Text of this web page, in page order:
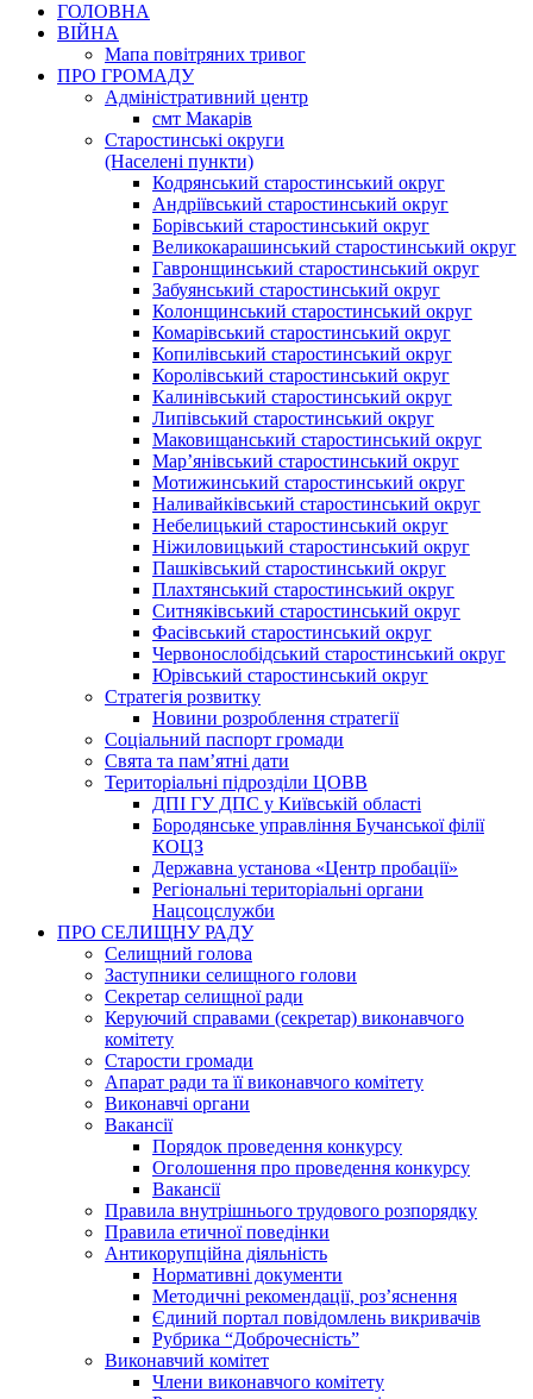
ГОЛОВНА
ВІЙНА
Мапа повітряних тривог
ПРО ГРОМАДУ
Aдміністративний центр
смт Макарів
Старостинські округи
(Населені пункти)
Кодрянський старостинський округ
Андріївський старостинський округ
Борівський старостинський округ
Великокарашинський старостинський округ
Гавронщинський старостинський округ
Забуянський старостинський округ
Колонщинський старостинський округ
Комарівський старостинський округ
Копилівський старостинський округ
Королівський старостинський округ
Калинівський старостинський округ
Липівський старостинський округ
Маковищанський старостинський округ
Мар’янівський старостинський округ
Мотижинський старостинський округ
Наливайківський старостинський округ
Небелицький старостинський округ
Ніжиловицький старостинський округ
Пашківський старостинський округ
Плахтянський старостинський округ
Ситняківський старостинський округ
Фасівський старостинський округ
Червонослобідський старостинський округ
Юрівський старостинський округ
Стратегія розвитку
Новини розроблення стратегії
Соціальний паспорт громади
Свята та пам’ятні дати
Територіальні підрозділи ЦОВВ
ДПІ ГУ ДПС у Київській області
Бородянське управління Бучанської філії
КОЦЗ
Державна установа «Центр пробації»
Регіональні територіальні органи
Нацсоцслужби
ПРО СЕЛИЩНУ РАДУ
Селищний голова
Заступники селищного голови
Секретар селищної ради
Керуючий справами (секретар) виконавчого
комітету
Старости громади
Апарат ради та її виконавчого комітету
Виконавчі органи
Вакансії
Порядок проведення конкурсу
Оголошення про проведення конкурсу
Вакансії
Правила внутрішнього трудового розпорядку
Правила етичної поведінки
Антикорупційна діяльність
Нормативні документи
Методичні рекомендації, роз’яснення
Єдиний портал повідомлень викривачів
Рубрика “Доброчесність”
Виконавчий комітет
Члени виконавчого комітету